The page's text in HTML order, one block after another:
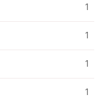
1
1
1
1